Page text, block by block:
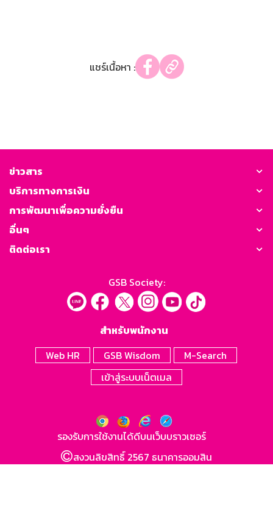
แชร์เนื้อหา :
ข่าวสาร
บริการทางการเงิน
การพัฒนาเพื่อความยั่งยืน
อื่นๆ
ติดต่อเรา
GSB Society:
สำหรับพนักงาน
Web HR
GSB Wisdom
M-Search
เข้าสู่ระบบเน็ตเมล
รองรับการใช้งานได้ดีบนเว็บบราวเซอร์
สงวนลิขสิทธิ์ 2567 ธนาคารออมสิน